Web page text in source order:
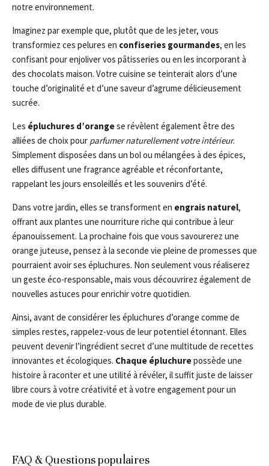
notre environnement.
Imaginez par exemple que, plutôt que de les jeter, vous
transformiez ces pelures en confiseries gourmandes, en les
confisant pour enjoliver vos pâtisseries ou en les incorporant à
des chocolats maison. Votre cuisine se teinterait alors d’une
touche d’originalité et d’une saveur d’agrume délicieusement
sucrée.
Les épluchures d’orangese révèlent également être des
alliées de choix pour parfumer naturellement votre intérieur.
Simplement disposées dans un bol ou mélangées à des épices,
elles diffusent une fragrance agréable et réconfortante,
rappelant les jours ensoleillés et les souvenirs d’été.
Dans votre jardin, elles se transforment en engrais naturel,
offrant aux plantes une nourriture riche qui contribue à leur
épanouissement. La prochaine fois que vous savourerez une
orange juteuse, pensez à la seconde vie pleine de promesses que
pourraient avoir ses épluchures. Non seulement vous réaliserez
un geste éco-responsable, mais vous découvrirez également de
nouvelles astuces pour enrichir votre quotidien.
Ainsi, avant de considérer les épluchures d’orange comme de
simples restes, rappelez-vous de leur potentiel étonnant. Elles
peuvent devenir l’ingrédient secret d’une multitude de recettes
innovantes et écologiques. Chaque épluchurepossède une
histoire à raconter et une utilité à révéler, il suffit juste de laisser
libre cours à votre créativité et à votre engagement pour un
mode de vie plus durable.
FAQ & Questions populaires